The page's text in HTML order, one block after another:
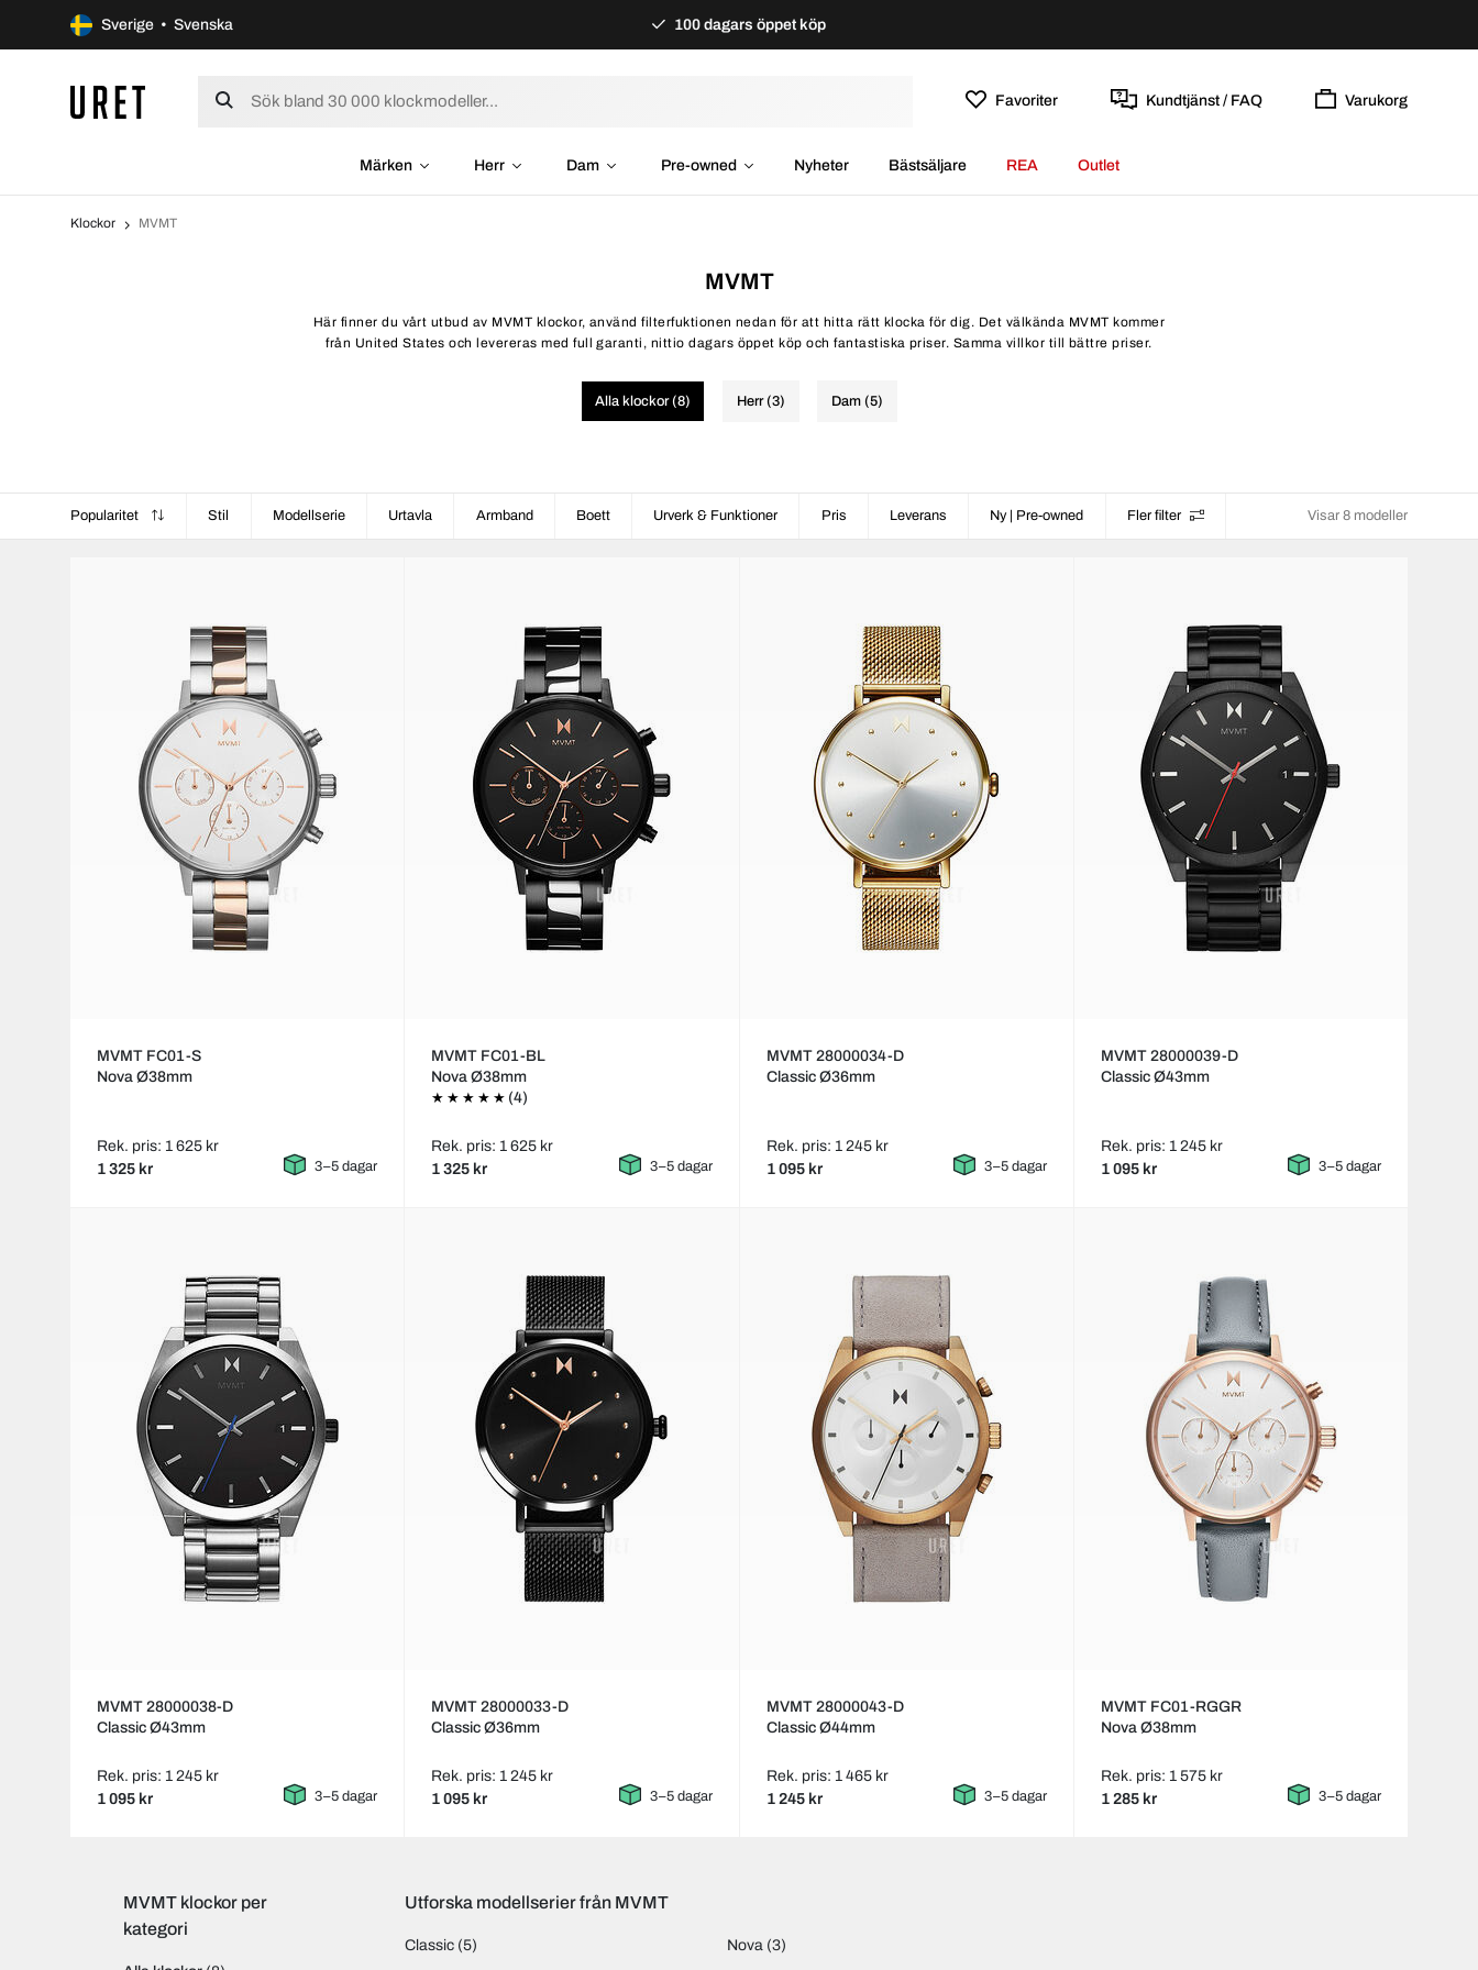
Sverige • Svenska 100 dagars öppet köp
Favoriter Kundtjänst / FAQ Varukorg
Märken Herr Dam Pre-owned Nyheter Bästsäljare REA Outlet
Klockor MVMT
MVMT
Här finner du vårt utbud av MVMT klockor, använd filterfuktionen nedan för att hitta rätt klocka för dig. Det välkända MVMT kommer
från United States och levereras med full garanti, nittio dagars öppet köp och fantastiska priser. Samma villkor till bättre priser.
Alla klockor (8) Herr (3) Dam (5)
Popularitet Stil Modellserie Urtavla Armband Boett Urverk & Funktioner Pris Leverans Ny | Pre-owned Fler filter Visar 8 modeller
MVMT FC01-S
Nova Ø38mm
Rek. pris: 1 625 kr
1 325 kr 3–5 dagar
MVMT FC01-BL
Nova Ø38mm
(4)
Rek. pris: 1 625 kr
1 325 kr 3–5 dagar
MVMT 28000034-D
Classic Ø36mm
Rek. pris: 1 245 kr
1 095 kr 3–5 dagar
MVMT 28000039-D
Classic Ø43mm
Rek. pris: 1 245 kr
1 095 kr 3–5 dagar
MVMT 28000038-D
Classic Ø43mm
Rek. pris: 1 245 kr
1 095 kr 3–5 dagar
MVMT 28000033-D
Classic Ø36mm
Rek. pris: 1 245 kr
1 095 kr 3–5 dagar
MVMT 28000043-D
Classic Ø44mm
Rek. pris: 1 465 kr
1 245 kr 3–5 dagar
MVMT FC01-RGGR
Nova Ø38mm
Rek. pris: 1 575 kr
1 285 kr 3–5 dagar
MVMT klockor per
kategori
Utforska modellserier från MVMT
Classic (5) Nova(3)